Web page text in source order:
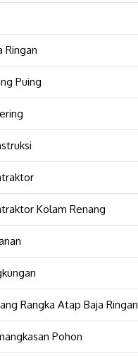
Ringan
Puing
Kolam Renang
Rangka Atap Baja Ringan
Pohon